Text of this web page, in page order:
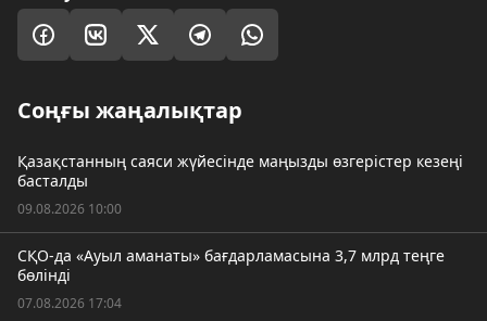
Соңғы жаңалықтар
Қазақстанның саяси жүйесінде маңызды өзгерістер кезеңі
басталды
09.08.2026 10:00
СҚО-да «Ауыл аманаты» бағдарламасына 3,7 млрд теңге
бөлінді
07.08.2026 17:04